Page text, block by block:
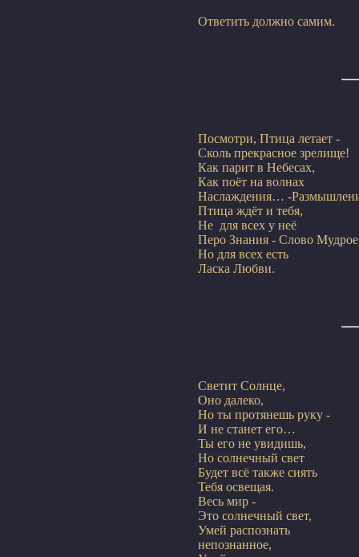
Посмотри, Птица летает -
Сколь прекрасное зрелище!
Как парит в Небесах,
Как поёт на волнах
Наслаждения… -
Птица ждёт и тебя,
Не  для всех у неё
Перо Знания - Слово
Но для всех есть
Светит Солнце,
Оно далеко,
Но ты протянешь руку -
И не станет его…
Ты его не увидишь,
Но солнечный свет
Будет всё также сиять
Тебя освещая.
Весь мир -
Это солнечный свет,
Умей распознать
непознанное,